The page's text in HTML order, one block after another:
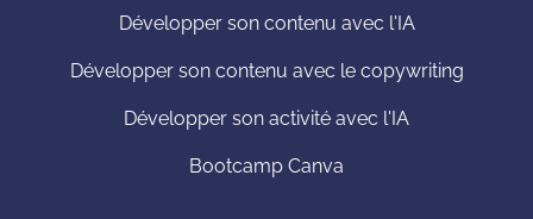
Développer son contenu avec l'IA
Développer son contenu avec le copywriting
Développer son activité avec l'IA
Bootcamp Canva